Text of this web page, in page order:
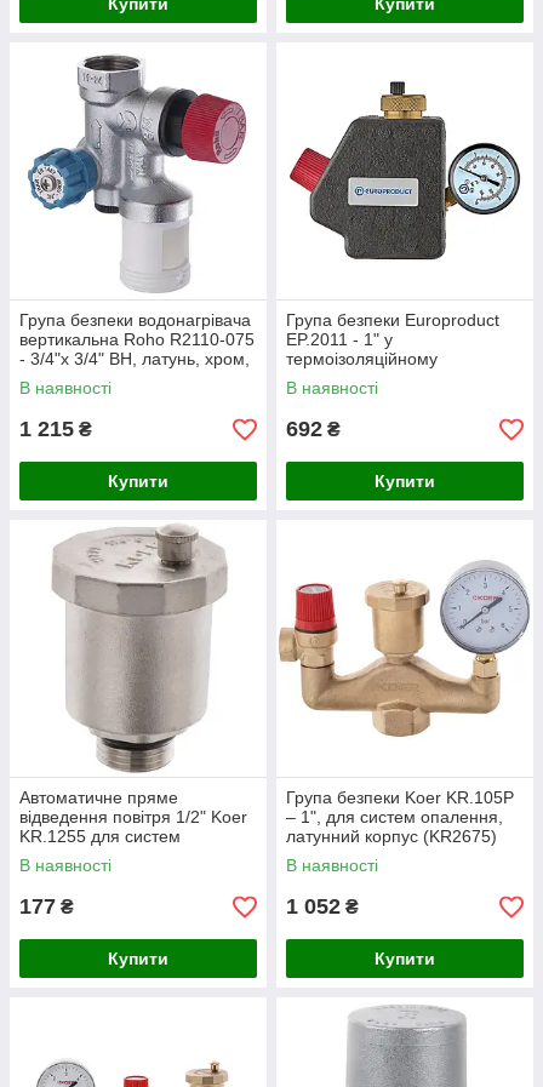
Група безпеки водонагрівача
вертикальна Roho R2110-075
- 3/4"х 3/4" ВН, латунь, хром,
7 бар (RO0163)
В наявності
1 215 ₴
Купити
Група безпеки Europroduct
EP.2011 - 1" у
термоізоляційному
латунному кожусі, для систем
опалення
В наявності
692 ₴
Купити
Автоматичне пряме
відведення повітря 1/2" Koer
KR.1255 для систем
опалення, Чехія (KR2668)
В наявності
177 ₴
Купити
Група безпеки Koer KR.105P
– 1", для систем опалення,
латунний корпус (KR2675)
В наявності
1 052 ₴
Купити